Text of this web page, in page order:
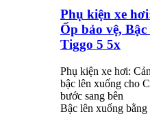
Phụ kiện xe
Ốp bảo vệ,
Tiggo 5 5x
Phụ kiện xe hơi:
bậc lên xuống cho
bước sang bên
Bậc lên xuống bằng